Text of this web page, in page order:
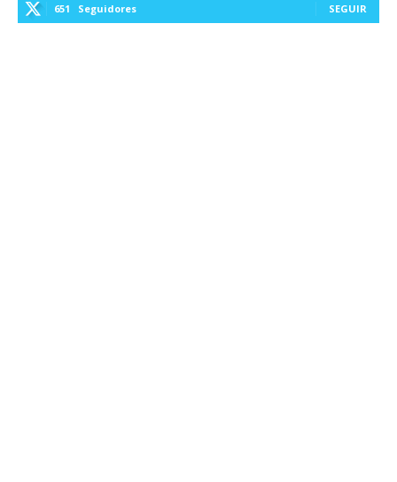
651 Seguidores SEGUIR